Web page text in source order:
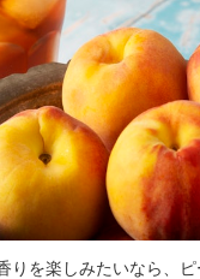
りを楽しみたいなら、